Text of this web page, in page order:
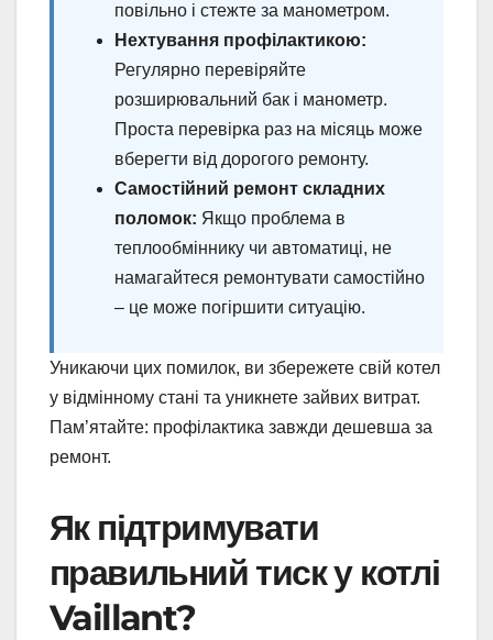
повільно і стежте за манометром.
Нехтування профілактикою:
Регулярно перевіряйте
розширювальний бак і манометр.
Проста перевірка раз на місяць може
вберегти від дорогого ремонту.
Самостійний ремонт складних
поломок: Якщо проблема в
теплообміннику чи автоматиці, не
намагайтеся ремонтувати самостійно
– це може погіршити ситуацію.
Уникаючи цих помилок, ви збережете свій котел
у відмінному стані та уникнете зайвих витрат.
Пам’ятайте: профілактика завжди дешевша за
ремонт.
Як підтримувати
правильний тиск у котлі
Vaillant?